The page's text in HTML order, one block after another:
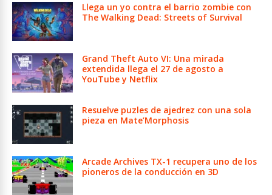
Llega un yo contra el barrio zombie con
The Walking Dead: Streets of Survival
Grand Theft Auto VI: Una mirada
extendida llega el 27 de agosto a
YouTube y Netflix
Resuelve puzles de ajedrez con una sola
pieza en Mate’Morphosis
Arcade Archives TX-1 recupera uno de los
pioneros de la conducción en 3D